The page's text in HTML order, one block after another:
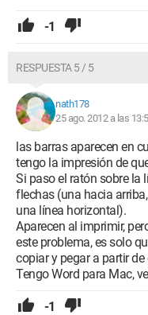
-1
RESPUESTA 5 / 5
nath178
25 ago. 2012 a las
las barras aparecen en
tengo la impresión de
Si paso el ratón sobre la
flechas (una hacia
una línea horizontal).
Aparecen al imprimir,
este problema, es solo
copiar y pegar a partir de
Tengo Word para Mac,
-1